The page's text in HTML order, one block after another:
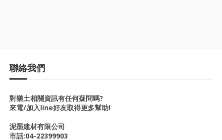
聯絡我們
對樂土相關資訊有任何疑問嗎?
來電/加入line好友取得更多幫助!
泥墨建材有限公司
市話:04-22399903